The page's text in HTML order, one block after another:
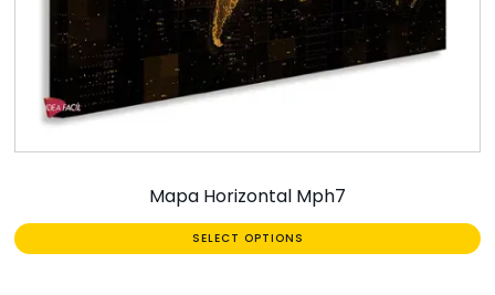
Mapa Horizontal Mph7
SELECT OPTIONS